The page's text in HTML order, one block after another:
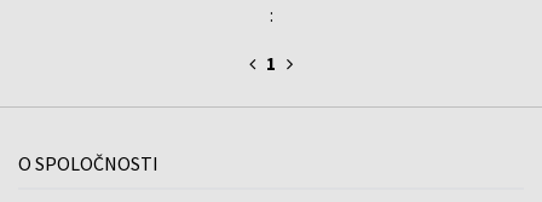
:
1
O SPOLOČNOSTI